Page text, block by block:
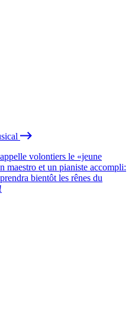
volontiers le «jeune
maestro et un pianiste accompli:
bientôt les rênes du